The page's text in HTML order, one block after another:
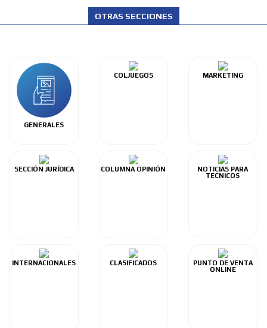
OTRAS SECCIONES
GENERALES
COLJUEGOS MARKETING
SECCIÓN JURÍDICA COLUMNA OPINIÓN
NOTICIAS PARA
TECNICOS
INTERNACIONALES CLASIFICADOS
PUNTO DE VENTA
ONLINE